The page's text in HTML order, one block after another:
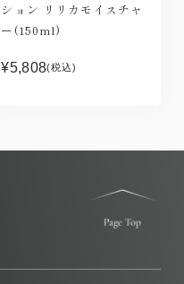
ション リリカモイスチャ
ー(150ml)
¥5,808(税込)